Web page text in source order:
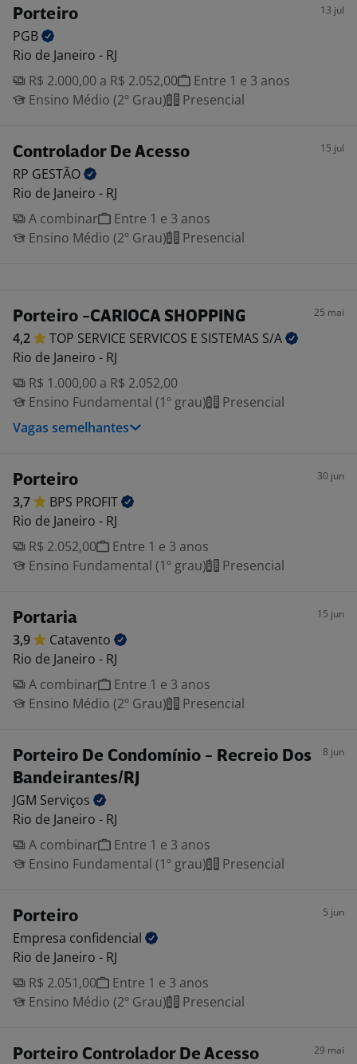
Porteiro 13 jul
PGB
Rio de Janeiro - RJ
R$ 2.000,00 a R$ 2.052,00
Entre 1 e 3 anos
Ensino Médio (2º Grau)
Presencial
Controlador De Acesso 15 jul
RP GESTÃO
Rio de Janeiro - RJ
A combinar
Entre 1 e 3 anos
Ensino Médio (2º Grau)
Presencial
Porteiro -CARIOCA SHOPPING 25 mai
4,2 TOP SERVICE SERVICOS E SISTEMAS S/A
Rio de Janeiro - RJ
R$ 1.000,00 a R$ 2.052,00
Ensino Fundamental (1º grau)
Presencial
Vagas semelhantes
Porteiro 30 jun
3,7 BPS PROFIT
Rio de Janeiro - RJ
R$ 2.052,00
Entre 1 e 3 anos
Ensino Fundamental (1º grau)
Presencial
Portaria 15 jun
3,9
Catavento
Rio de Janeiro - RJ
A combinar
Entre 1 e 3 anos
Ensino Médio (2º Grau)
Presencial
Porteiro De Condomínio - Recreio Dos
Bandeirantes/RJ
8 jun
JGM Serviços
Rio de Janeiro - RJ
A combinar
Entre 1 e 3 anos
Ensino Fundamental (1º grau)
Presencial
Porteiro 5 jun
Empresa confidencial
Rio de Janeiro - RJ
R$ 2.051,00
Entre 1 e 3 anos
Ensino Médio (2º Grau)
Presencial
Porteiro Controlador De Acesso 29 mai